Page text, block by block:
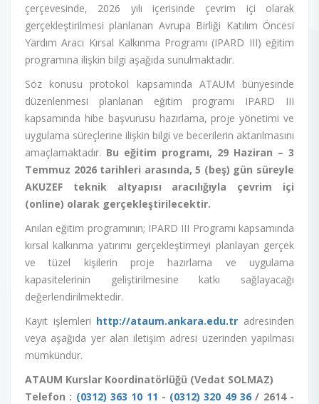
çerçevesinde, 2026 yılı içerisinde çevrim içi olarak
gerçekleştirilmesi planlanan Avrupa Birliği Katılım Öncesi
Yardım Aracı Kırsal Kalkınma Programı (IPARD III) eğitim
programına ilişkin bilgi aşağıda sunulmaktadır.
Söz konusu protokol kapsamında ATAUM bünyesinde
düzenlenmesi planlanan eğitim programı IPARD III
kapsamında hibe başvurusu hazırlama, proje yönetimi ve
uygulama süreçlerine ilişkin bilgi ve becerilerin aktarılmasını
amaçlamaktadır. Bu eğitim programı, 29 Haziran – 3
Temmuz 2026 tarihleri arasında, 5 (beş) gün süreyle
AKUZEF teknik altyapısı aracılığıyla çevrim içi
(online) olarak gerçekleştirilecektir.
Anılan eğitim programının; IPARD III Programı kapsamında
kırsal kalkınma yatırımı gerçekleştirmeyi planlayan gerçek
ve tüzel kişilerin proje hazırlama ve uygulama
kapasitelerinin geliştirilmesine katkı sağlayacağı
değerlendirilmektedir.
Kayıt işlemleri http://ataum.ankara.edu.tr adresinden
veya aşağıda yer alan iletişim adresi üzerinden yapılması
mümkündür.
ATAUM Kurslar Koordinatörlüğü (Vedat SOLMAZ)
Telefon : (0312) 363 10 11 - (0312) 320 49 36 / 2614 -